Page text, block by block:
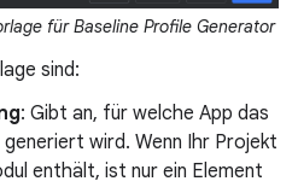
für Baseline Profile Generator
sind:
: Gibt an, für welche App das
wird. Wenn Ihr Projekt
enthält, ist nur ein Element